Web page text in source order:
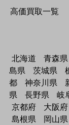
高価買取一覧
北海道 青森県
島県
茨城県
都
神奈川県
県
長野県 岐
京都府
大阪府
島根県
岡山県